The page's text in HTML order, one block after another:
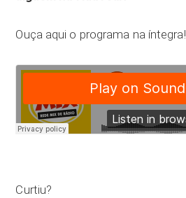
Ouça aqui o programa na íntegra!
Curtiu?